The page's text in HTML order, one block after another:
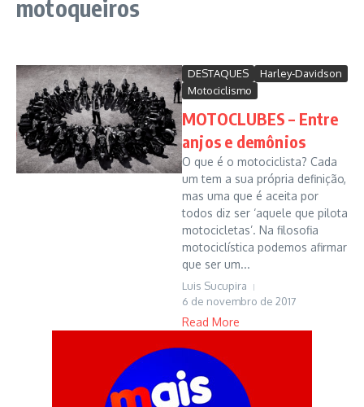
motoqueiros
DESTAQUES
Harley-Davidson
Motociclismo
MOTOCLUBES – Entre
anjos e demônios
O que é o motociclista? Cada
um tem a sua própria definição,
mas uma que é aceita por
todos diz ser ‘aquele que pilota
motocicletas’. Na filosofia
motociclística podemos afirmar
que ser um...
Luis Sucupira
6 de novembro de 2017
Read More